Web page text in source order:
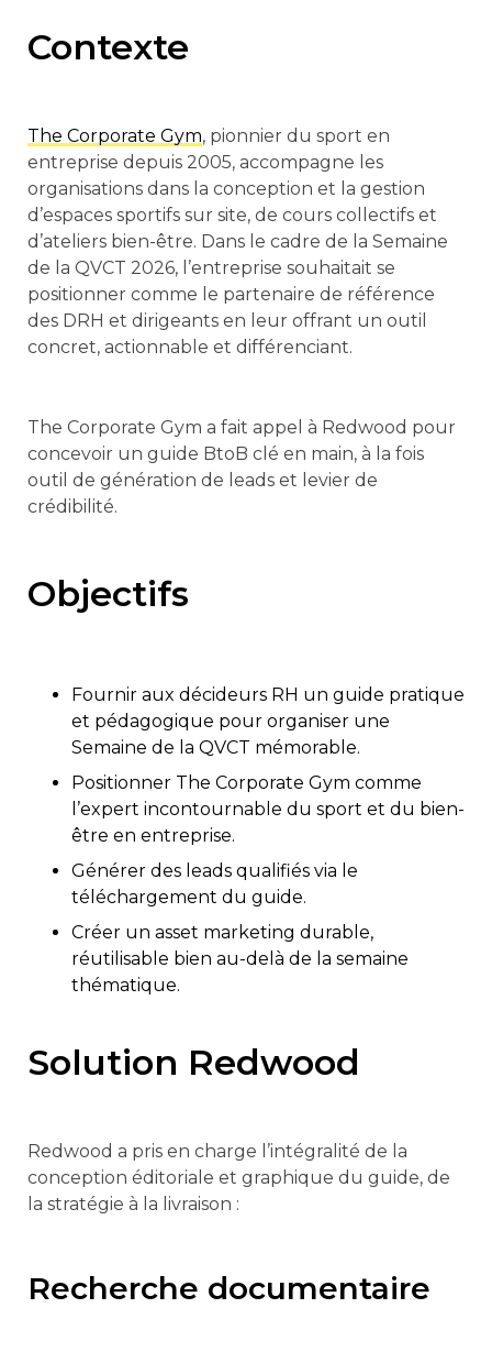
Contexte
The Corporate Gym, pionnier du sport en
entreprise depuis 2005, accompagne les
organisations dans la conception et la gestion
d’espaces sportifs sur site, de cours collectifs et
d’ateliers bien-être. Dans le cadre de la Semaine
de la QVCT 2026, l’entreprise souhaitait se
positionner comme le partenaire de référence
des DRH et dirigeants en leur offrant un outil
concret, actionnable et différenciant.
The Corporate Gym a fait appel à Redwood pour
concevoir un guide BtoB clé en main, à la fois
outil de génération de leads et levier de
crédibilité.
Objectifs
Fournir aux décideurs RH un guide pratique
et pédagogique pour organiser une
Semaine de la QVCT mémorable.
Positionner The Corporate Gym comme
l’expert incontournable du sport et du bien-
être en entreprise.
Générer des leads qualifiés via le
téléchargement du guide.
Créer un asset marketing durable,
réutilisable bien au-delà de la semaine
thématique.
Solution Redwood
Redwood a pris en charge l’intégralité de la
conception éditoriale et graphique du guide, de
la stratégie à la livraison :
Recherche documentaire